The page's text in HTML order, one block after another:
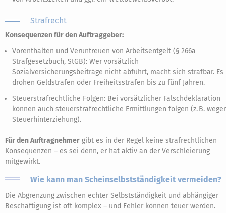
Strafrecht
Konsequenzen für den Auftraggeber:
Vorenthalten und Veruntreuen von Arbeitsentgelt (§ 266a
Strafgesetzbuch, StGB): Wer vorsätzlich
Sozialversicherungsbeiträge nicht abführt, macht sich strafbar. Es
drohen Geldstrafen oder Freiheitsstrafen bis zu fünf Jahren.
Steuerstrafrechtliche Folgen: Bei vorsätzlicher Falschdeklaration
können auch steuerstrafrechtliche Ermittlungen folgen (z. B.
Steuerhinterziehung).
Für den Auftragnehmer gibt es in der Regel keine strafrechtlichen
Konsequenzen – es sei denn, er hat aktiv an der Verschleierung
mitgewirkt.
Wie kann man Scheinselbstständigkeit vermeiden?
Die Abgrenzung zwischen echter Selbstständigkeit und abhängiger
Beschäftigung ist oft komplex – und Fehler können teuer werden.